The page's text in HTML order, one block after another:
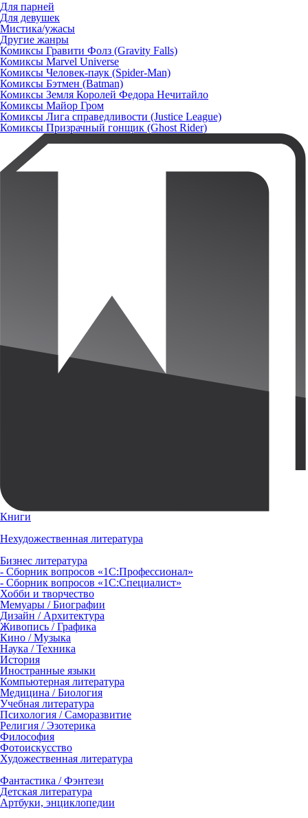
Для парней
Для девушек
Мистика/ужасы
Другие жанры
Комиксы Гравити Фолз (Gravity Falls)
Комиксы Marvel Universe
Комиксы Человек-паук (Spider-Man)
Комиксы Бэтмен (Batman)
Комиксы Земля Королей Федора Нечитайло
Комиксы Майор Гром
Комиксы Лига справедливости (Justice League)
Комиксы Призрачный гонщик (Ghost Rider)
Книги
Нехудожественная литература
Бизнес литература
- Сборник вопросов «1С:Профессионал»
- Сборник вопросов «1С:Специалист»
Хобби и творчество
Мемуары / Биографии
Дизайн / Архитектура
Живопись / Графика
Кино / Музыка
Наука / Техника
История
Иностранные языки
Компьютерная литература
Медицина / Биология
Учебная литература
Психология / Саморазвитие
Религия / Эзотерика
Философия
Фотоискусство
Художественная литература
Фантастика / Фэнтези
Детская литература
Артбуки, энциклопедии